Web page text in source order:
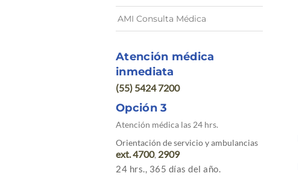
AMI Consulta Médica
Atención médica
inmediata
(55) 5424 7200
Opción 3
Atención médica las 24 hrs.
Orientación de servicio y ambulancias
ext. 4700, 2909
24 hrs., 365 días del año.